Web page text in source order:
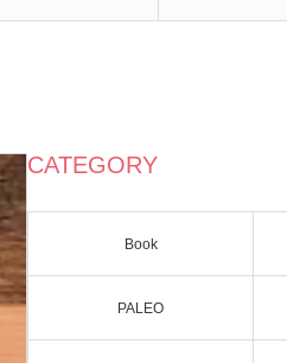
CATEGORY
Book
PALEO